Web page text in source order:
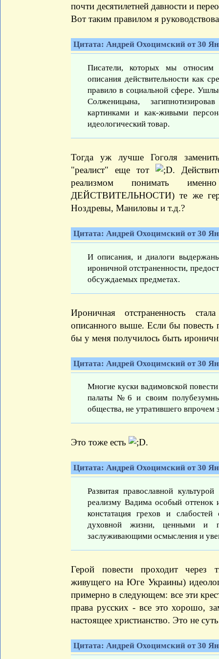
почти десятилетней давности и
Вот таким правилом я
Цитата: Андрей Охоцимский от 30
Писатели, которых мы относим
описания действительности как
правило в социальной сфере.
Солженицына,
картинками и как-живыми
идеологический товар.
Тогда уж лучше Гоголя
"реалист" еще тот
.
реализмом понимать
ДЕЙСТВИТЕЛЬНОСТИ) те же
Ноздревы, Маниловы и т.д.?
Цитата: Андрей Охоцимский от 30
И описания, и диалоги
ироничной отстраненности,
обсуждаемых предметах.
Ироничная отстраненность
описанного выше. Если бы повесть
бы у меня получилось быть
Цитата: Андрей Охоцимский от 30
Многие куски вадимовской
палаты №6 и своим
общества, не утратившего
Это тоже есть .
Цитата: Андрей Охоцимский от 30
Развитая православной
реализму Вадима особый оттенок
констатация грехов и
духовной жизни, ценными и
заслуживающими осмысления и
Герой повести проходит через
живущего на Юге Украины)
примерно в следующем: все эти
права русских - все это хорошо,
настоящее христианство. Это не
Цитата: Андрей Охоцимский от 30